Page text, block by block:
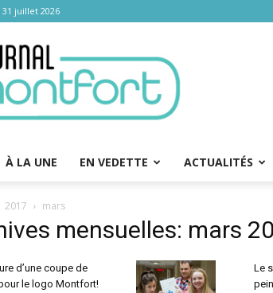
juillet 2026
Montfort
À LA UNE EN VEDETTE ACTUALITÉS
2017 mars
mensuelles: mars
d’une coupe de
le logo Montfort!
Le